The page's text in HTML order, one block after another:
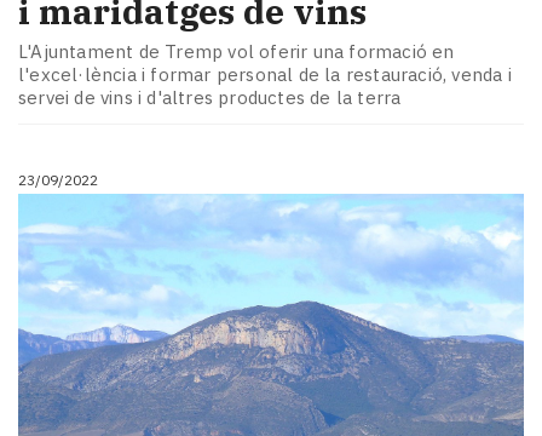
i maridatges de vins
L'Ajuntament de Tremp vol oferir una formació en
l'excel·lència i formar personal de la restauració, venda i
servei de vins i d'altres productes de la terra
23/09/2022